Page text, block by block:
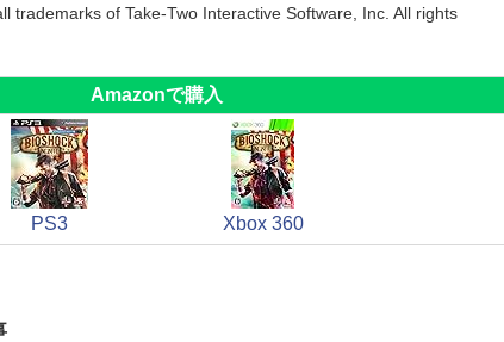
trademarks of Take-Two Interactive Software, Inc. All rights
Amazonで購入
PS3 Xbox 360